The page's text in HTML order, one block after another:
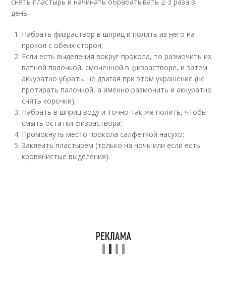
день.
Набрать физраствор в шприц и полить из него на
прокол с обеих сторон;
Если есть выделения вокруг прокола, то размочить их
ватной палочкой, смоченной в физрастворе, и затем
аккуратно убрать, не двигая при этом украшение (не
протирать палочкой, а именно размочить и аккуратно
снять корочки);
Набрать в шприц воду и точно так же полить, чтобы
смыть остатки физраствора;
Промокнуть место прокола салфеткой насухо;
Заклеить пластырем (только на ночь или если есть
кровянистые выделения).